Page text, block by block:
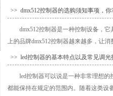
>> dmx512控制器的选购须知事项，
dmx512控制器是一种控制设备，
上的品牌dmx512控制器越来越多，让
>> led控制器的基本特点以及常见调光
led控制器可以说是一种非常理想
都能保持在规定的范围内。随着这类设